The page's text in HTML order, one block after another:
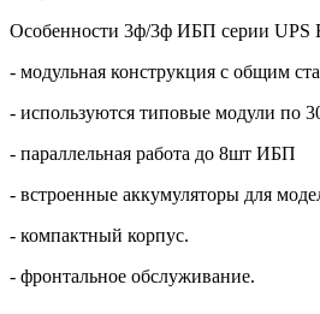
Особенности 3ф/3ф ИБП серии UPS
- модульная конструкция с общим
- используются типовые модули по
- параллельная работа до 8шт ИБП
- встроенные аккумуляторы для
- компактный корпус.
- фронтальное обслуживание.